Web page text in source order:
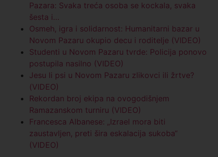
Pazara: Svaka treća osoba se kockala, svaka
šesta i…
Osmeh, igra i solidarnost: Humanitarni bazar u
Novom Pazaru okupio decu i roditelje (VIDEO)
Studenti u Novom Pazaru tvrde: Policija ponovo
postupila nasilno (VIDEO)
Jesu li psi u Novom Pazaru zlikovci ili žrtve?
(VIDEO)
Rekordan broj ekipa na ovogodišnjem
Ramazanskom turniru (VIDEO)
Francesca Albanese: „Izrael mora biti
zaustavljen, preti šira eskalacija sukoba“
(VIDEO)